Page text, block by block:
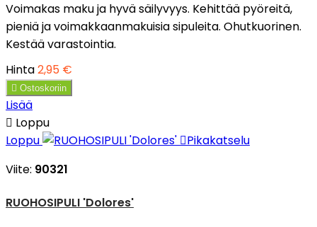
Voimakas maku ja hyvä säilyvyys. Kehittää pyöreitä,
pieniä ja voimakkaanmakuisia sipuleita. Ohutkuorinen.
Kestää varastointia.
Hinta2,95 €
 Ostoskoriin
Lisää
 Loppu
Loppu
Pikakatselu
Viite: 90321
RUOHOSIPULI 'Dolores'